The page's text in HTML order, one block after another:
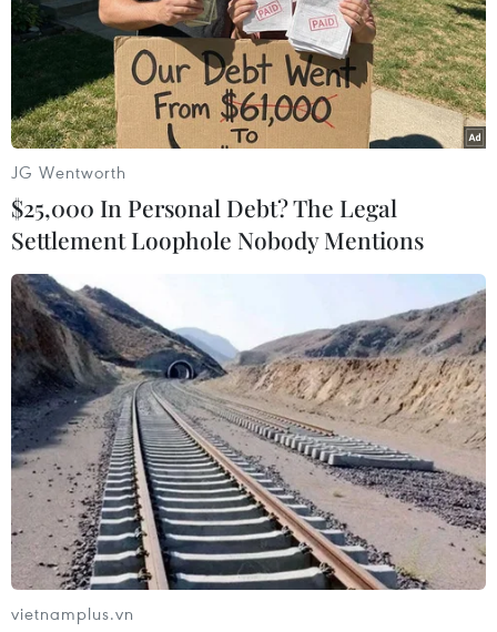
Pháp buộc tội 6 kẻ liên quan vụ bắt cóc
chủ khách sạn Riviera
31/10/2016 03:03
Nhà chức trách Pháp đã tiến hành bắt giữ và buộc tội
sáu đối tượng liên quan, trong đó có một chủ nhà hàng
Italy, một thợ săn ảnh (paparazzi) và một cựu quân
nhân đặc nhiệm Anh.
JG Wentworth
$25,000 In Personal Debt? The Legal
Settlement Loophole Nobody Mentions
vietnamplus.vn